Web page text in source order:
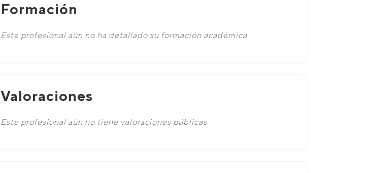
Formación
Este profesional aún no ha detallado su formación académica.
Valoraciones
Este profesional aún no tiene valoraciones públicas.